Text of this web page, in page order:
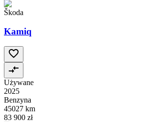
Škoda
Kamiq
Używane
2025
Benzyna
45027 km
83 900 zł